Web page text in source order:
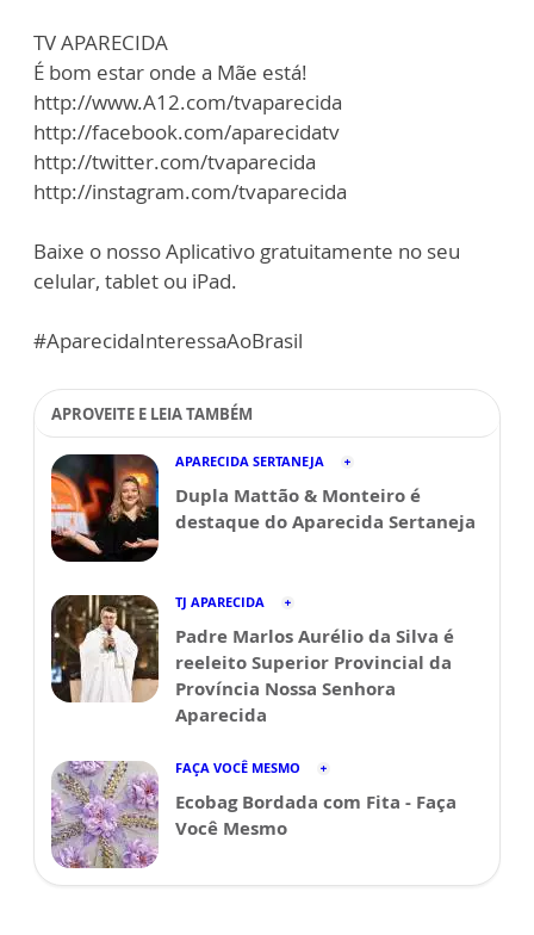
TV APARECIDA
É bom estar onde a Mãe está!
http://www.A12.com/tvaparecida
http://facebook.com/aparecidatv
http://twitter.com/tvaparecida
http://instagram.com/tvaparecida
Baixe o nosso Aplicativo gratuitamente no seu
celular, tablet ou iPad.
#AparecidaInteressaAoBrasil
APROVEITE E LEIA TAMBÉM
APARECIDA SERTANEJA
Dupla Mattão & Monteiro é
destaque do Aparecida Sertaneja
TJ APARECIDA
Padre Marlos Aurélio da Silva é
reeleito Superior Provincial da
Província Nossa Senhora
Aparecida
FAÇA VOCÊ MESMO
Ecobag Bordada com Fita - Faça
Você Mesmo